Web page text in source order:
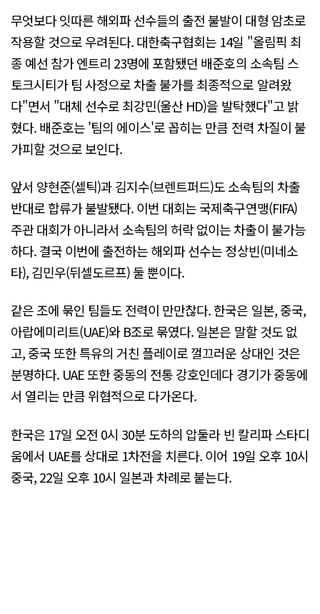
무엇보다 잇따른 해외파 선수들의 출전 불발이 대형 암초로
작용할 것으로 우려된다. 대한축구협회는 14일 "올림픽 최
종 예선 참가 엔트리 23명에 포함됐던 배준호의 소속팀 스
토크시티가 팀 사정으로 차출 불가를 최종적으로 알려왔
다"면서 "대체 선수로 최강민(울산 HD)을 발탁했다"고 밝
혔다. 배준호는 '팀의 에이스'로 꼽히는 만큼 전력 차질이 불
가피할 것으로 보인다.
앞서 양현준(셀틱)과 김지수(브렌트퍼드)도 소속팀의 차출
반대로 합류가 불발됐다. 이번 대회는 국제축구연맹(FIFA)
주관 대회가 아니라서 소속팀의 허락 없이는 차출이 불가능
하다. 결국 이번에 출전하는 해외파 선수는 정상빈(미네소
타), 김민우(뒤셀도르프) 둘 뿐이다.
같은 조에 묶인 팀들도 전력이 만만찮다. 한국은 일본, 중국,
아랍에미리트(UAE)와 B조로 묶였다. 일본은 말할 것도 없
고, 중국 또한 특유의 거친 플레이로 껄끄러운 상대인 것은
분명하다. UAE 또한 중동의 전통 강호인데다 경기가 중동에
서 열리는 만큼 위협적으로 다가온다.
한국은 17일 오전 0시 30분 도하의 압둘라 빈 칼리파 스타디
움에서 UAE를 상대로 1차전을 치른다. 이어 19일 오후 10시
중국, 22일 오후 10시 일본과 차례로 붙는다.